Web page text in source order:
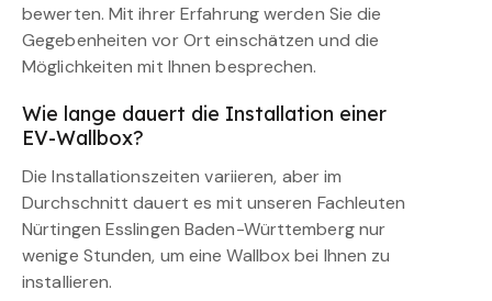
bewerten. Mit ihrer Erfahrung werden Sie die
Gegebenheiten vor Ort einschätzen und die
Möglichkeiten mit Ihnen besprechen.
Wie lange dauert die Installation einer
EV-Wallbox?
Die Installationszeiten variieren, aber im
Durchschnitt dauert es mit unseren Fachleuten
Nürtingen Esslingen Baden-Württemberg nur
wenige Stunden, um eine Wallbox bei Ihnen zu
installieren.